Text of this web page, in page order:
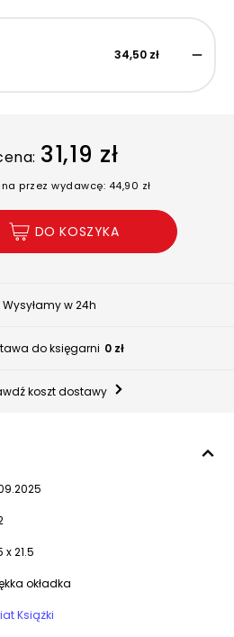
34,50 zł
31,19 zł
przez wydawcę: 44,90 zł
DO KOSZYKA
Wysyłamy w 24h
do księgarni 0 zł
koszt dostawy
x 21.5
okładka
Książki